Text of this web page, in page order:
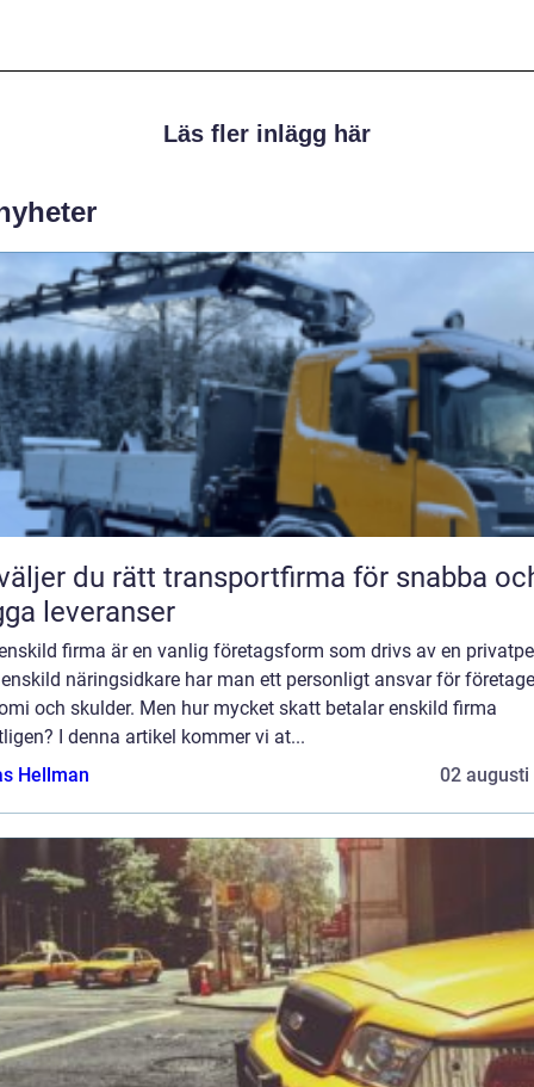
Läs fler inlägg här
du rätt transportfirma för snabba
leveranser
firma är en vanlig företagsform som drivs av en
näringsidkare har man ett personligt ansvar för
och skulder. Men hur mycket skatt betalar enskild firma
I denna artikel kommer vi at...
Hellman
02 augusti